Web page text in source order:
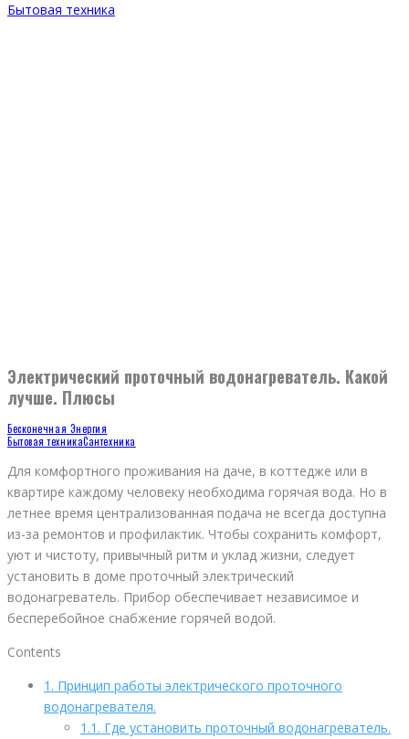
Бытовая техника
Электрический проточный водонагреватель. Какой
лучше. Плюсы
Бесконечная Энергия
Бытовая техникаСантехника
Для комфортного проживания на даче, в коттедже или в
квартире каждому человеку необходима горячая вода. Но в
летнее время централизованная подача не всегда доступна
из-за ремонтов и профилактик. Чтобы сохранить комфорт,
уют и чистоту, привычный ритм и уклад жизни, следует
установить в доме проточный электрический
водонагреватель. Прибор обеспечивает независимое и
бесперебойное снабжение горячей водой.
Contents
1. Принцип работы электрического проточного
водонагревателя.
1.1. Где установить проточный водонагреватель.